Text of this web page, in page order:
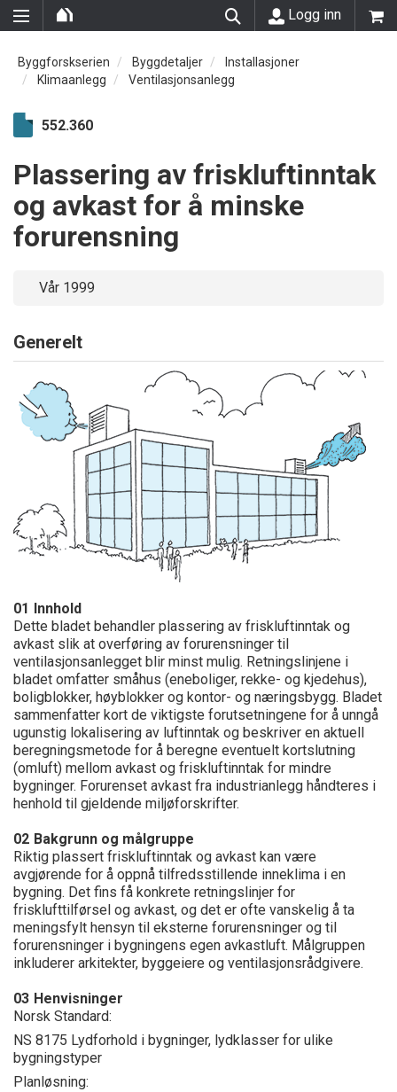
Logg inn
Byggforskserien Byggdetaljer
Installasjoner
Klimaanlegg
Ventilasjonsanlegg
552.360
Plassering av friskluftinntak
og avkast for å minske
forurensning
Vår 1999
Generelt
01 Innhold
Dette bladet behandler plassering av friskluftinntak og
avkast slik at overføring av forurensninger til
ventilasjonsanlegget blir minst mulig. Retningslinjene i
bladet omfatter småhus (eneboliger, rekke- og kjedehus),
boligblokker, høyblokker og kontor- og næringsbygg. Bladet
sammenfatter kort de viktigste forutsetningene for å unngå
ugunstig lokalisering av luftinntak og beskriver en aktuell
beregningsmetode for å beregne eventuelt kortslutning
(omluft) mellom avkast og friskluftinntak for mindre
bygninger. Forurenset avkast fra industrianlegg håndteres i
henhold til gjeldende miljøforskrifter.
02 Bakgrunn og målgruppe
Riktig plassert friskluftinntak og avkast kan være
avgjørende for å oppnå tilfredsstillende inneklima i en
bygning. Det fins få konkrete retningslinjer for
frisklufttilførsel og avkast, og det er ofte vanskelig å ta
meningsfylt hensyn til eksterne forurensninger og til
forurensninger i bygningens egen avkastluft. Målgruppen
inkluderer arkitekter, byggeiere og ventilasjonsrådgivere.
03 Henvisninger
Norsk Standard:
NS 8175 Lydforhold i bygninger, lydklasser for ulike
bygningstyper
Planløsning: